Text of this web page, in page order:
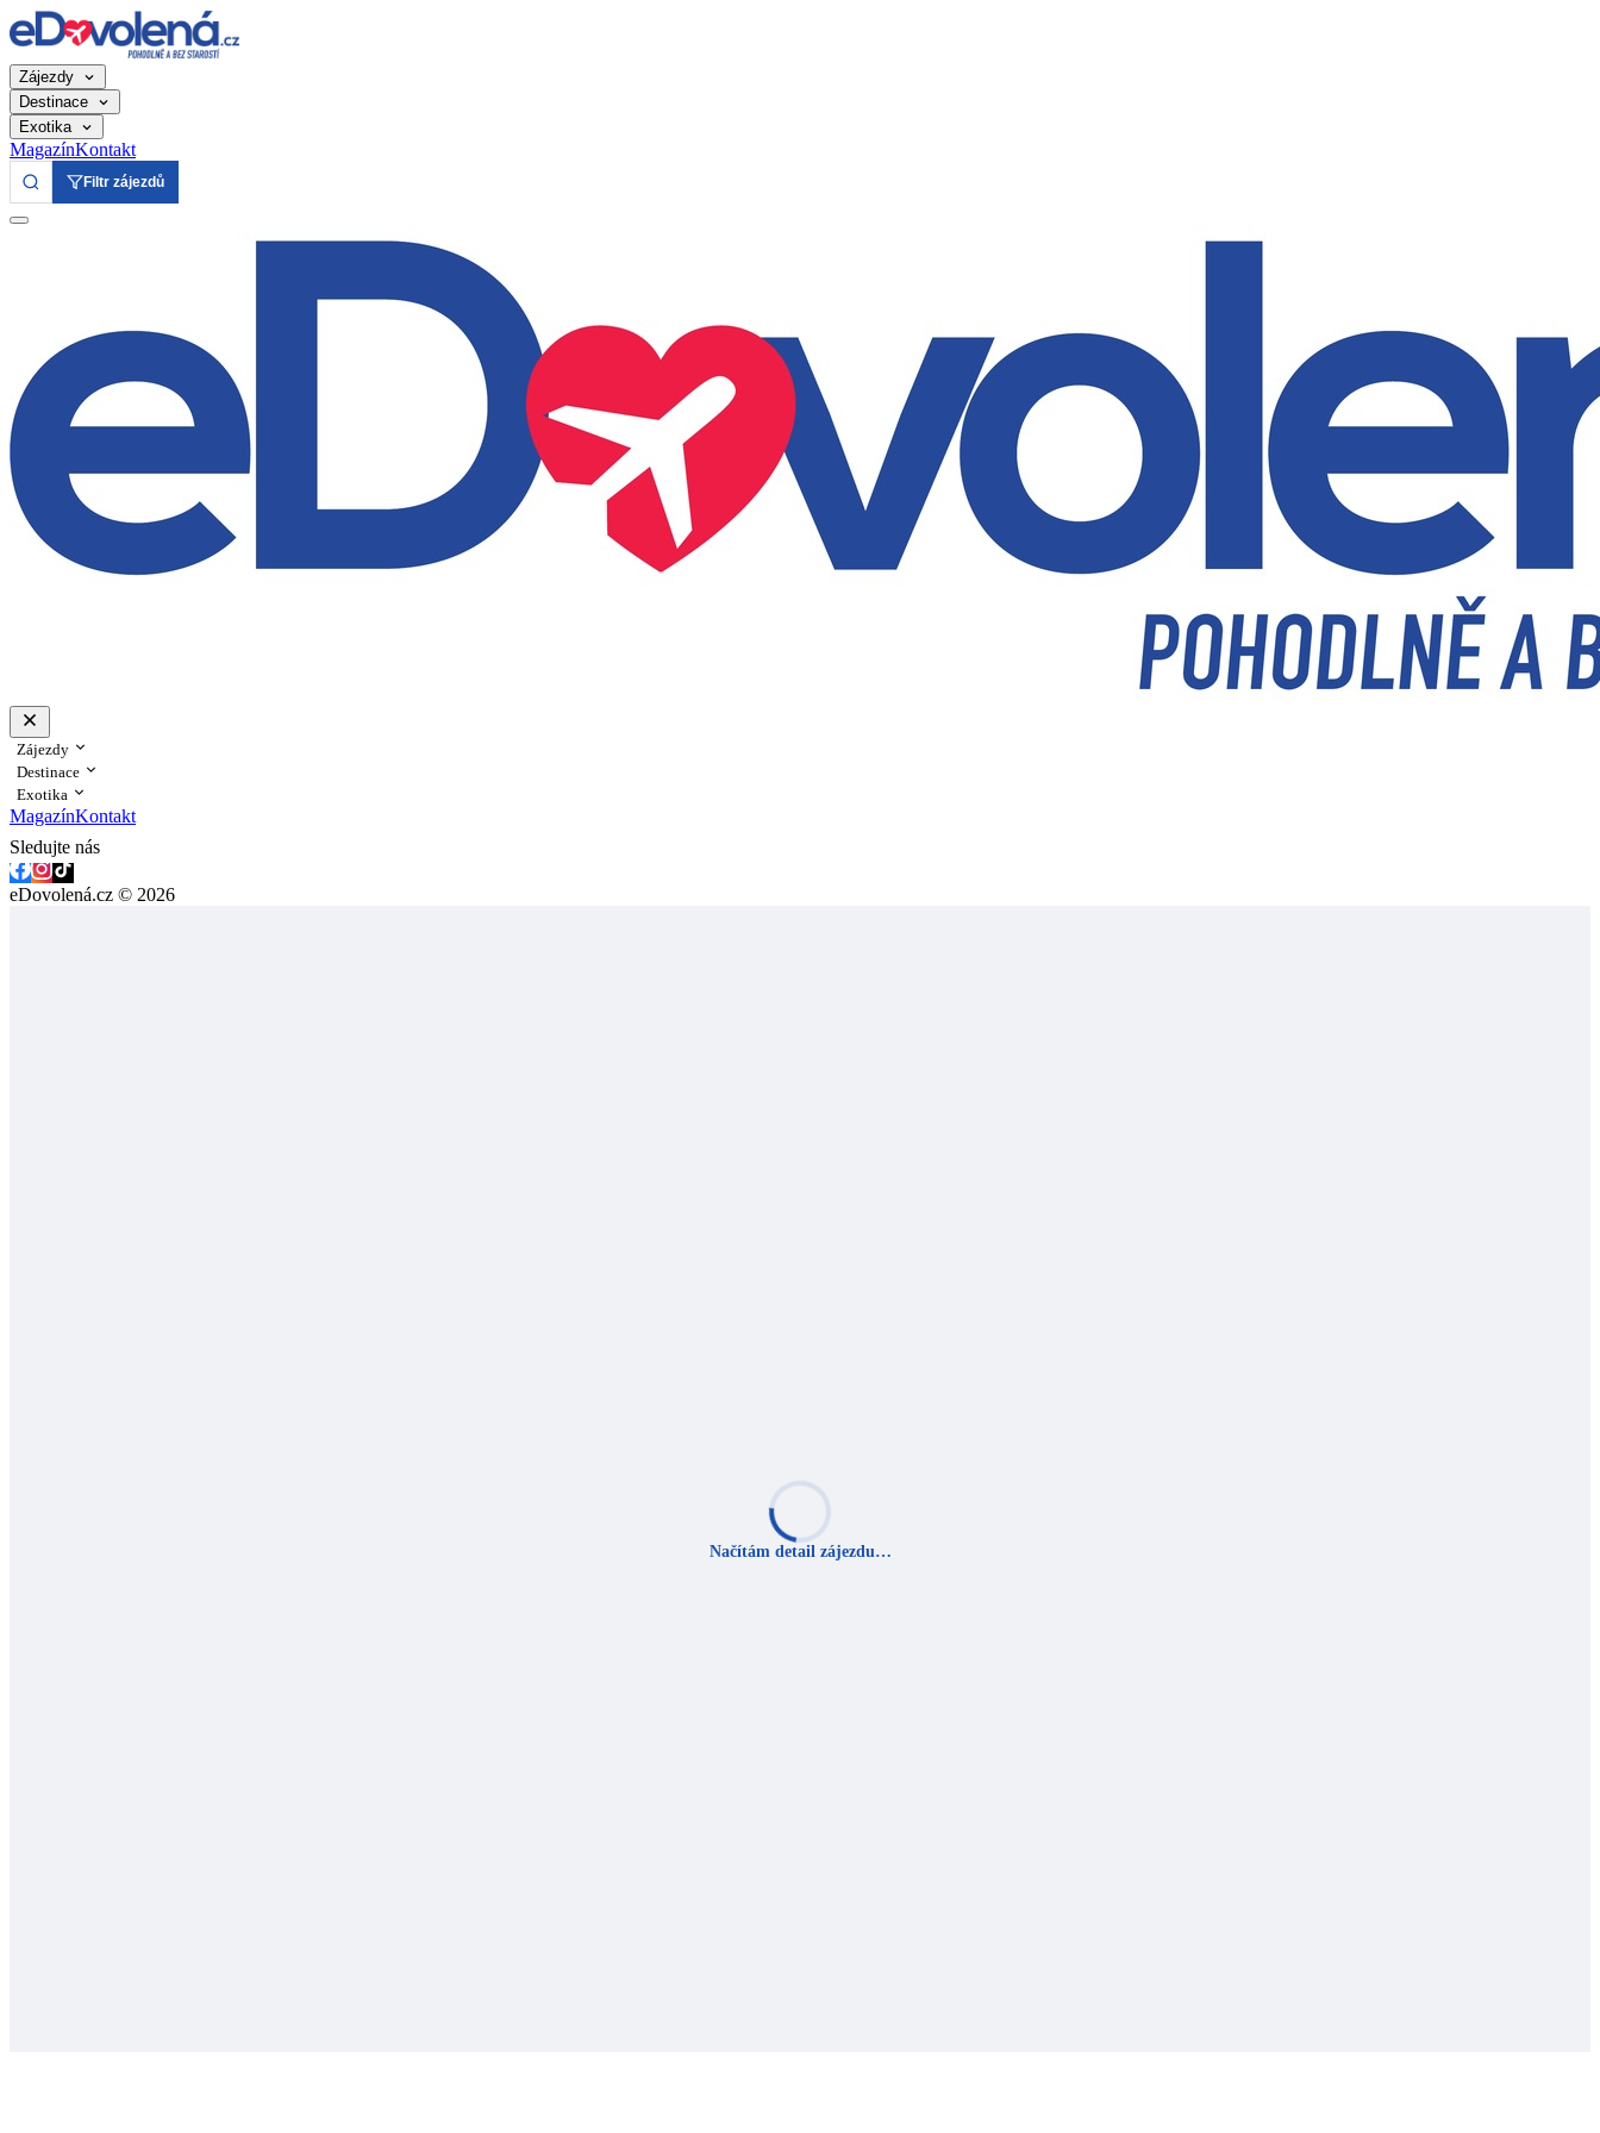
Zájezdy
Destinace
Exotika
MagazínKontakt
Filtr zájezdů
Zájezdy
Destinace
Exotika
MagazínKontakt
Sledujte nás
eDovolená.cz © 2026
Načítám detail zájezdu…